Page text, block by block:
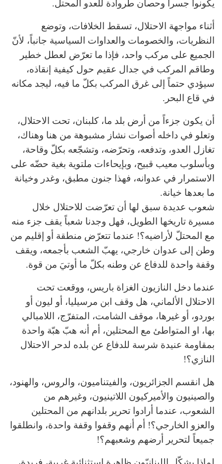
يكونوا جسراً وحصان طروادة للعدو المحتل.
أثناء مواجهة الاحتلال، تسقط الخلافات، وتوضع
النظريات، والخصومات والعداوات السياسية جانباً، لأنّ
الجميع على مركب واحد، فإذا ما تعرّض لعطل خطير
وطاقم المركب في جدال عقيم حول كيفية إنقاذه،
سيؤدي حتماً إلى غرق المركب بكلّ ما فيه، ليجد مكانه
في قاع البحر.
أن يكون جزءاً من أرض بلد ما، كلبنان، تحت الاحتلال،
وتعلو في داخله أصوات نشاز مشبوهة من هنا وهناك،
تغازل العدو، وتدفعه، وتحرّضه، وتشجّعه بكلّ وقاحة،
وبأسلوب معيب قبيح، وبإيحاءات ملتوية بغية حضّه على
الاستمرار في عدوانه، فهذا جنون مطبق، وغدر وخيانة
ما بعدها خيانة.
شعوب عديدة سبق لها أن تعرّضت للاحتلال خلال
مسيرة تاريخها الطويل، فهل وجدنا شعباً يقف جزء منه
مع المحتلّ لأراضيه؟! عندما تتعرّض منطقة أو إقليم من
وطن إلى عدوان خارجي، يهبّ الشعب بأجمعه، ويقف
وقفة واحدة للدفاع عن وطنه بكلّ ما أوتيَ من قوة.
عندما دخل النازيون الغزاة باريس، ووقعت تحت
الاحتلال الألماني، هل وقف ابن مرسيليا، أو ليون أو
بوردو، أو غيرها، موقف الشامت، المتفرّج، اللامبالي
بها، او المتواطئ مع المحتلين، أم أنه هبّ هبّة واحدة
بمقاومة عنيدة شرسة للدفاع عن بلده لدحر الاحتلال
النازي؟!
هل انقسم الجزائريون، والفيتناميون، والروس، والهنود،
والصينيون والأميركيون اللاتينيون، وغيرهم من
الشعوب، عندما أرادوا تحرير بلدانهم من المحتلين
والعزو الخارجي؟! أم أنهم وقفوا وقفة واحدة، وانطلقوا
جميعاً لتحرير أرضهم وشعبهم؟!